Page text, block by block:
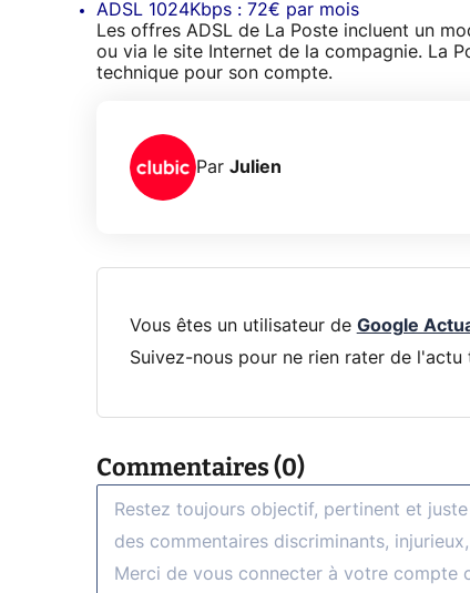
ADSL 1024Kbps : 72€ par mois
Les offres ADSL de La Poste incluent un
ou via le site Internet de la compagnie. La
technique pour son compte.
Par Julien
Vous êtes un utilisateur de Google
Suivez-nous pour ne rien rater de l'actu
Commentaires (0)